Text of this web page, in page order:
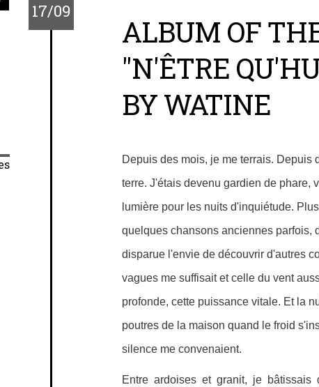
17/09
ALBUM OF
"N'ÊTRE
BY WATINE
Depuis des mois, je me terrais. Depuis
terre. J'étais devenu gardien de phare,
lumière pour les nuits d'inquiétude.
quelques chansons anciennes parfois,
disparue l'envie de découvrir d'autres
vagues me suffisait et celle du vent
profonde, cette puissance vitale. Et la
poutres de la maison quand le froid
silence me convenaient.
Entre ardoises et granit, je bâtissais